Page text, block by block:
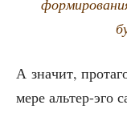
А зна­чит,
мере аль­тер-эго